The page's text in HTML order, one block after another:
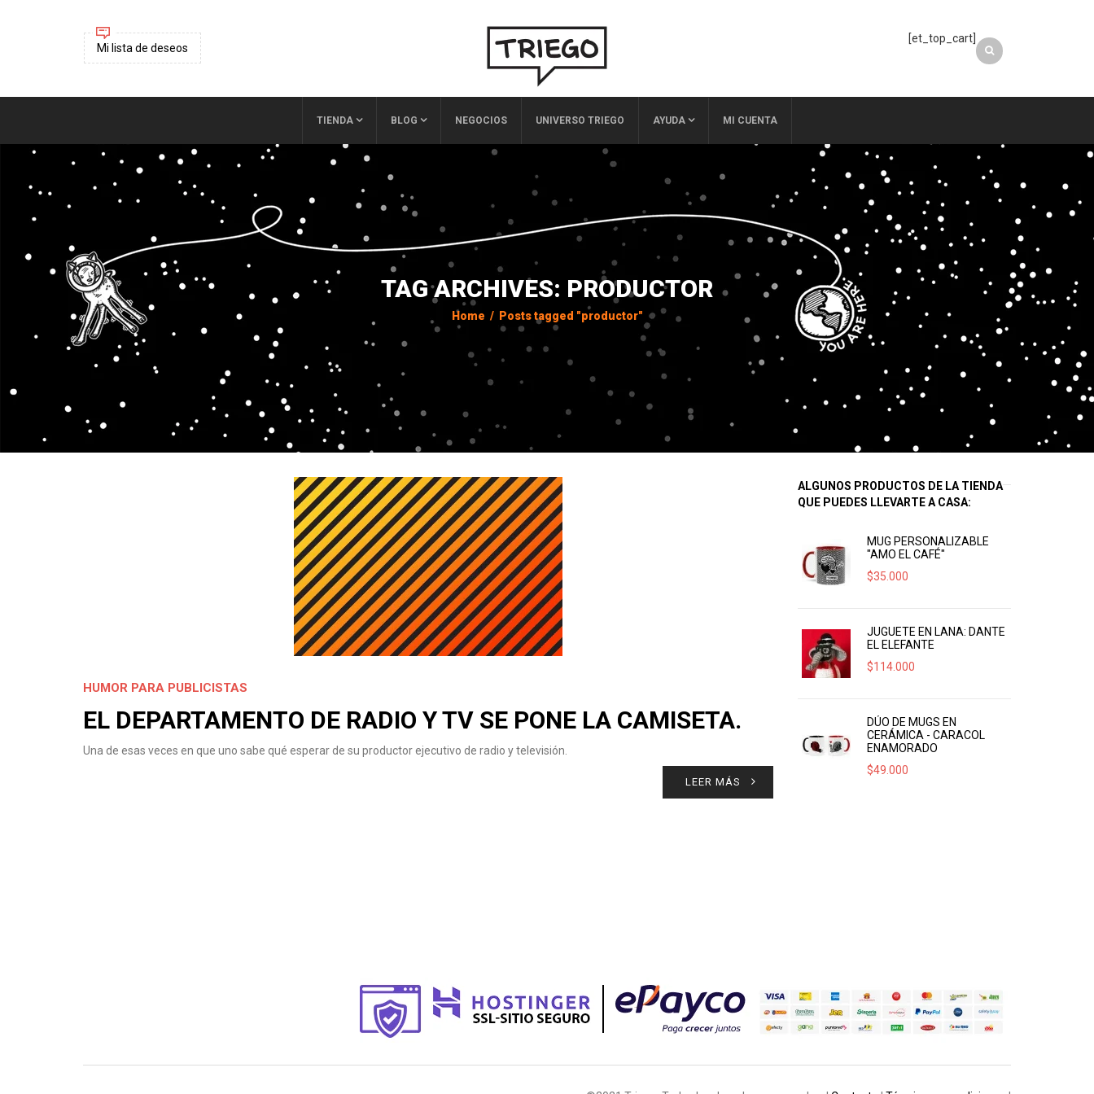
Mi lista de deseos
[et_top_cart]
TIENDA BLOG NEGOCIOS UNIVERSO TRIEGO AYUDA MI CUENTA
TAG ARCHIVES: PRODUCTOR
Home / Posts tagged "productor"
HUMOR PARA PUBLICISTAS
EL DEPARTAMENTO DE RADIO Y TV SE PONE LA CAMISETA.
Una de esas veces en que uno sabe qué esperar de su productor ejecutivo de radio y televisión.
LEER MÁS
ALGUNOS PRODUCTOS DE LA TIENDA
QUE PUEDES LLEVARTE A CASA:
MUG PERSONALIZABLE
"AMO EL CAFÉ"
$35.000
JUGUETE EN LANA: DANTE
EL ELEFANTE
$114.000
DÚO DE MUGS EN
CERÁMICA - CARACOL
ENAMORADO
$49.000